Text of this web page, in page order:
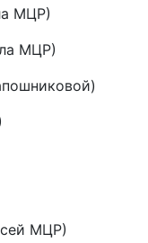
МЦР)
МЦР)
МЦР)